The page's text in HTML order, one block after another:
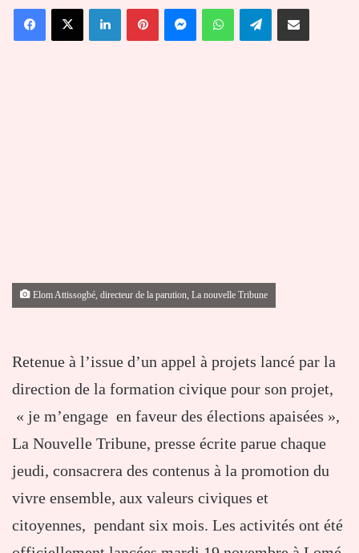
courriel
FacebookX LinkedinPinterestMessengerWhatsAppTelegramPartager par email
Elom Attissogbé, directeur de la parution, La nouvelle Tribune
Retenue à l’issue d’un appel à projets lancé par la
direction de la formation civique pour son projet,
« je m’engage en faveur des élections apaisées »,
La Nouvelle Tribune, presse écrite parue chaque
jeudi, consacrera des contenus à la promotion du
vivre ensemble, aux valeurs civiques et
citoyennes, pendant six mois. Les activités ont été